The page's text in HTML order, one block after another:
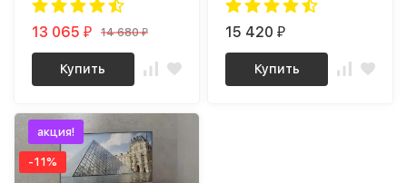
балкон | офис в стиле
лофт металл virton 31
13 065₽ 14 680₽
Купить
бунратти К202 (МП) МС
ланс
15 420₽
Купить
акция!
-11%